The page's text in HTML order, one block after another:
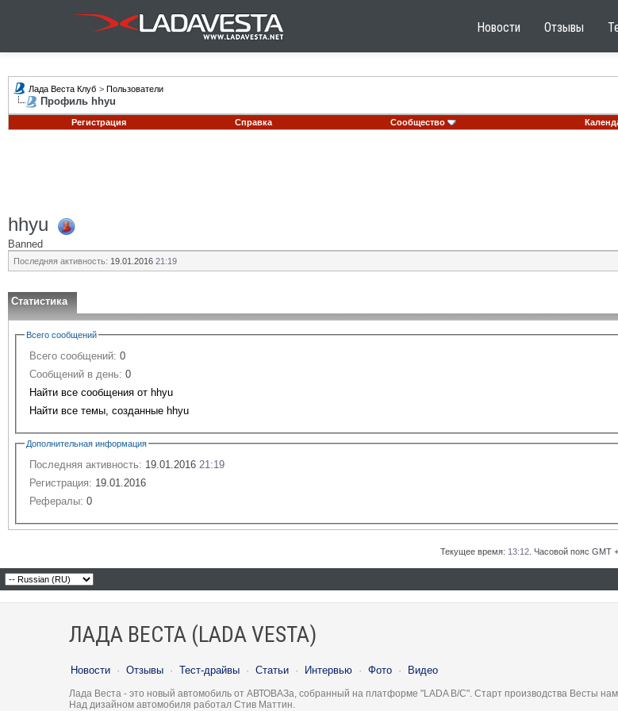
Новости Отзывы
Лада Веста Клуб > Пользователи
Профиль hhyu
Регистрация
Справка Сообщество
hhyu
Banned
Последняя активность: 19.01.2016 21:19
Статистика
Всего сообщений
Всего сообщений: 0
Сообщений в день: 0
Найти все сообщения от hhyu
Найти все темы, созданные hhyu
Дополнительная информация
Последняя активность: 19.01.2016 21:19
Регистрация: 19.01.2016
Рефералы: 0
Текущее время: 13:12 . Часовой пояс GMT
ЛАДА ВЕСТА (LADA VESTA)
Новости · Отзывы · Тест-драйвы · Статьи · Интервью · Фото · Видео
Лада Веста - это новый автомобиль от АВТОВАЗа, собранный на платформе "LADA B/C". Старт производства Весты
Над дизайном автомобиля работал Стив Маттин.